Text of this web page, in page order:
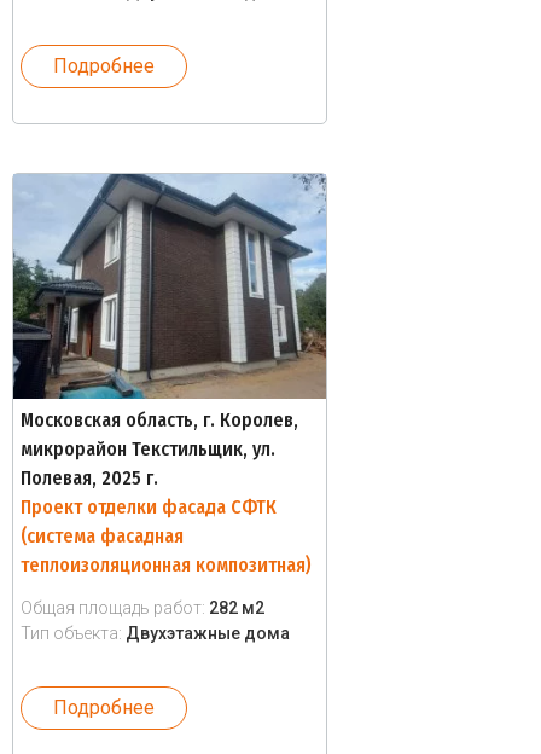
Подробнее
Московская область, г. Королев,
микрорайон Текстильщик, ул.
Полевая, 2025 г.
Проект отделки фасада СФТК
(система фасадная
теплоизоляционная композитная)
Общая площадь работ: 282 м2
Тип объекта: Двухэтажные дома
Подробнее